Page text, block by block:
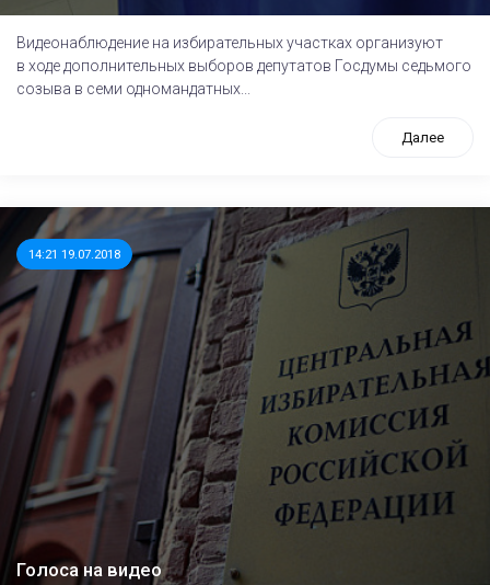
Видеонаблюдение на избирательных участках организуют
в ходе дополнительных выборов депутатов Госдумы седьмого
созыва в семи одномандатных...
Далее
14:21 19.07.2018
Голоса на видео